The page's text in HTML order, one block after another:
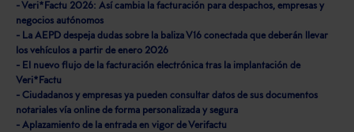
- Veri*Factu 2026: Así cambia la facturación para despachos, empresas y
negocios autónomos
- La AEPD despeja dudas sobre la baliza V16 conectada que deberán llevar
los vehículos a partir de enero 2026
- El nuevo flujo de la facturación electrónica tras la implantación de
Veri*Factu
- Ciudadanos y empresas ya pueden consultar datos de sus documentos
notariales vía online de forma personalizada y segura
- Aplazamiento de la entrada en vigor de Verifactu